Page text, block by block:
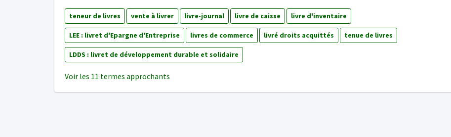
teneur de livres vente à livrer livre-journal livre de caisse livre d'inventaire
LEE : livret d'Epargne d'Entreprise livres de commerce livré droits acquittés tenue de livres
LDDS : livret de développement durable et solidaire
Voir les 11 termes approchants